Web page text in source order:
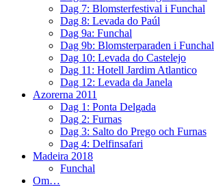
Dag 7: Blomsterfestival i Funchal
Dag 8: Levada do Paúl
Dag 9a: Funchal
Dag 9b: Blomsterparaden i Funchal
Dag 10: Levada do Castelejo
Dag 11: Hotell Jardim Atlantico
Dag 12: Levada da Janela
Azorerna 2011
Dag 1: Ponta Delgada
Dag 2: Furnas
Dag 3: Salto do Prego och Furnas
Dag 4: Delfinsafari
Madeira 2018
Funchal
Om…